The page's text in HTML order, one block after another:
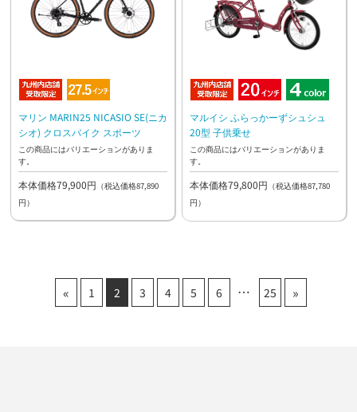
マリン MARIN25 NICASIO SE(ニカ
シオ) クロスバイク スポーツ
この商品にはバリエーションがありま
す。
本体価格79,900円 （税込価格87,890
円）
マルイシ ふらっかーずシュシュ
20型 子供乗せ
この商品にはバリエーションがありま
す。
本体価格79,800円 （税込価格87,780
円）
« 1 2 3 4 5 6 25 »